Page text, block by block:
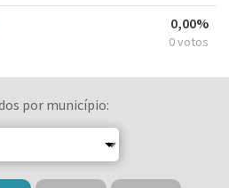
0,00%
0 votos
por município: